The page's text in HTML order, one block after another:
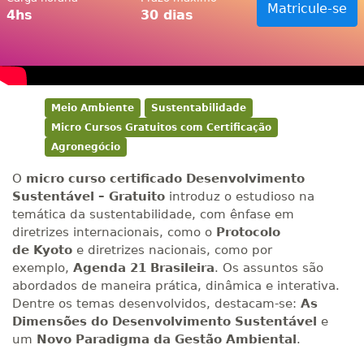
4hs 30 dias Matricule-se
Meio Ambiente
Sustentabilidade
Micro Cursos Gratuitos com Certificação
Agronegócio
O micro curso certificado Desenvolvimento
Sustentável – Gratuito introduz o estudioso na
temática da sustentabilidade, com ênfase em
diretrizes internacionais, como o Protocolo
de Kyoto e diretrizes nacionais, como por
exemplo, Agenda 21 Brasileira. Os assuntos são
abordados de maneira prática, dinâmica e interativa.
Dentre os temas desenvolvidos, destacam-se: As
Dimensões do Desenvolvimento Sustentável e
um Novo Paradigma da Gestão Ambiental.